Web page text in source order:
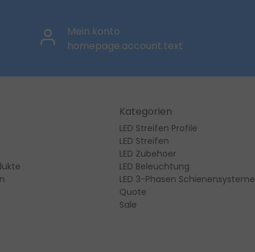
Mein konto
homepage.account.text
Kategorien
LED Streifen Profile
LED Streifen
LED Zubehoer
LED Beleuchtung
LED 3-Phasen Schienensysteme
Quote
Sale